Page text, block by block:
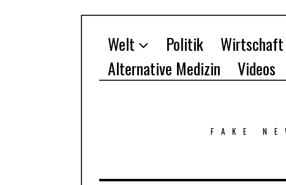
Welt Politik Wirtschaft
Alternative Medizin
Videos
FAKE